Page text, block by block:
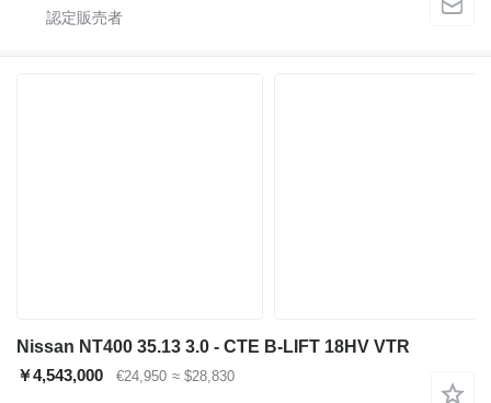
Nissan NT400 35.13 3.0 - CTE B-LIFT 18HV VTR
￥4,543,000
€24,950 ≈ $28,830